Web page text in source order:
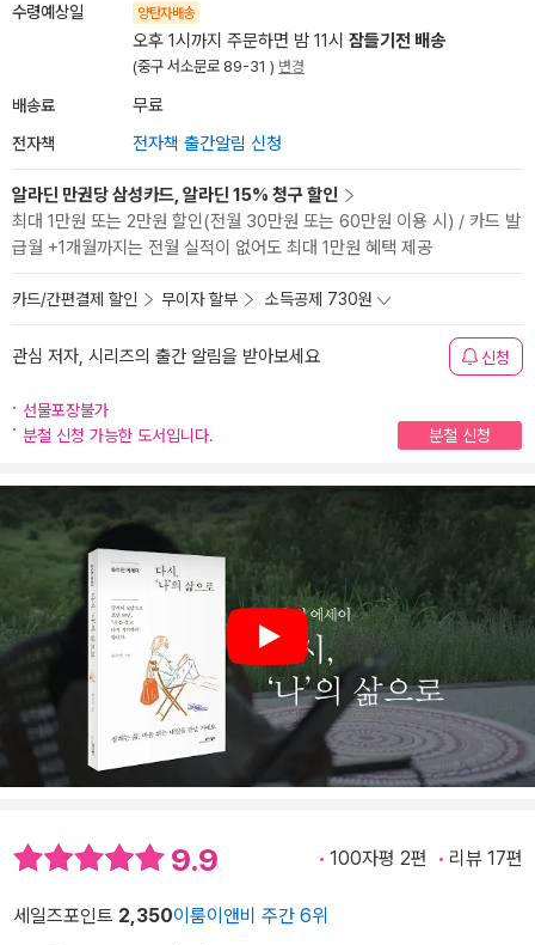
수령예상일 양탄자배송
오후 1시까지 주문하면 밤 11시 잠들기전 배송
(중구 서소문로 89-31 ) 변경
배송료 무료
전자책 전자책 출간알림 신청
알라딘 만권당 삼성카드, 알라딘 15% 청구 할인
최대 1만원 또는 2만원 할인(전월 30만원 또는 60만원 이용 시) / 카드 발
급월 +1개월까지는 전월 실적이 없어도 최대 1만원 혜택 제공
카드/간편결제 할인 무이자 할부 소득공제 730원
관심 저자, 시리즈의 출간 알림을 받아보세요 신청
선물포장불가
분철 신청 가능한 도서입니다.
분철 신청
Play
9.9 100자평 2편 리뷰 17편
세일즈포인트 2,350이룸이앤비 주간 6위